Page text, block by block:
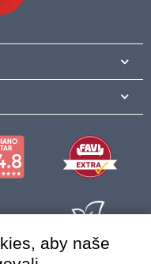
aby naše